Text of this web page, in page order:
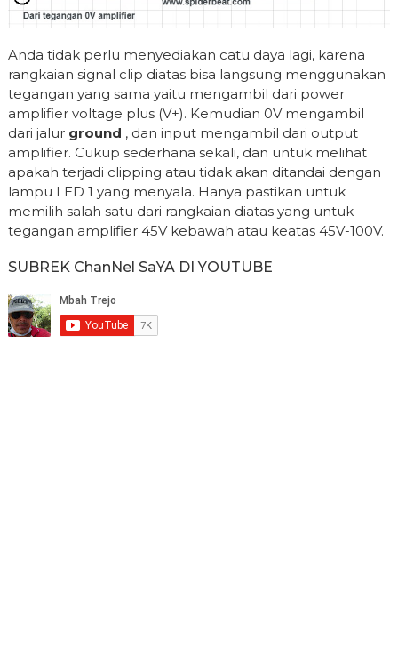
Anda tidak perlu menyediakan catu daya lagi, karena
rangkaian signal clip diatas bisa langsung menggunakan
tegangan yang sama yaitu mengambil dari power
amplifier voltage plus (V+). Kemudian 0V mengambil
dari jalur ground , dan input mengambil dari output
amplifier. Cukup sederhana sekali, dan untuk melihat
apakah terjadi clipping atau tidak akan ditandai dengan
lampu LED 1 yang menyala. Hanya pastikan untuk
memilih salah satu dari rangkaian diatas yang untuk
tegangan amplifier 45V kebawah atau keatas 45V-100V.
SUBREK ChanNel SaYA DI YOUTUBE